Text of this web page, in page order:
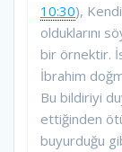
10:30),
olduklarını
bir örnektir.
İbrahim
Bu bildiriyi
ettiğinden
buyurduğu